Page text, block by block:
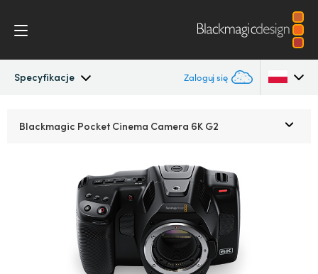
Specyfikacje Zaloguj się
Austria
Brazil
Canada
Blackmagic Pocket Cinema Camera 6K G2